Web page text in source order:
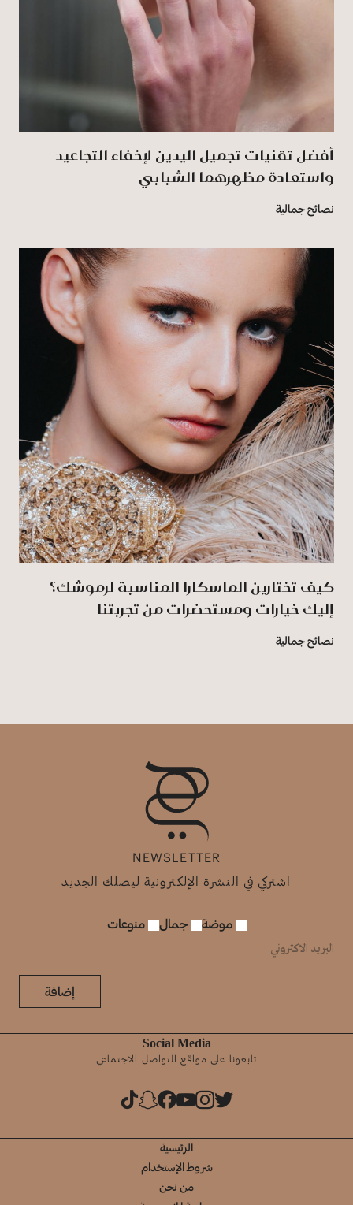
أفضل تقنيات تجميل اليدين لإخفاء التجاعيد
واستعادة مظهرهما الشبابي
نصائح جمالية
كيف تختارين الماسكارا المناسبة لرموشك؟
إليك خيارات ومستحضرات من تجربتنا
نصائح جمالية
NEWSLETTER
اشتركي في النشرة الإلكترونية ليصلك الجديد
موضة جمال منوعات
إضافة
Social Media
تابعونا على مواقع التواصل الاجتماعي
الرئيسية
شروط الإستخدام
من نحن